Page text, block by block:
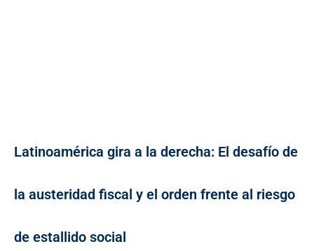
Latinoamérica gira a la derecha: El desafío de
la austeridad fiscal y el orden frente al riesgo
de estallido social